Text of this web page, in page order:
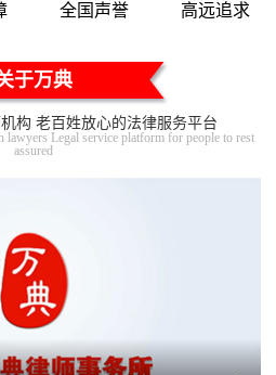
全国声誉 高远追求
于万典
构 老百姓放心的法律服务平台
Legal service platform for people to rest
assured